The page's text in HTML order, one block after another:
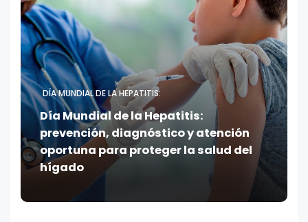
DÍA MUNDIAL DE LA HEPATITIS:
Día Mundial de la Hepatitis:
prevención, diagnóstico y atención
oportuna para proteger la salud del
hígado